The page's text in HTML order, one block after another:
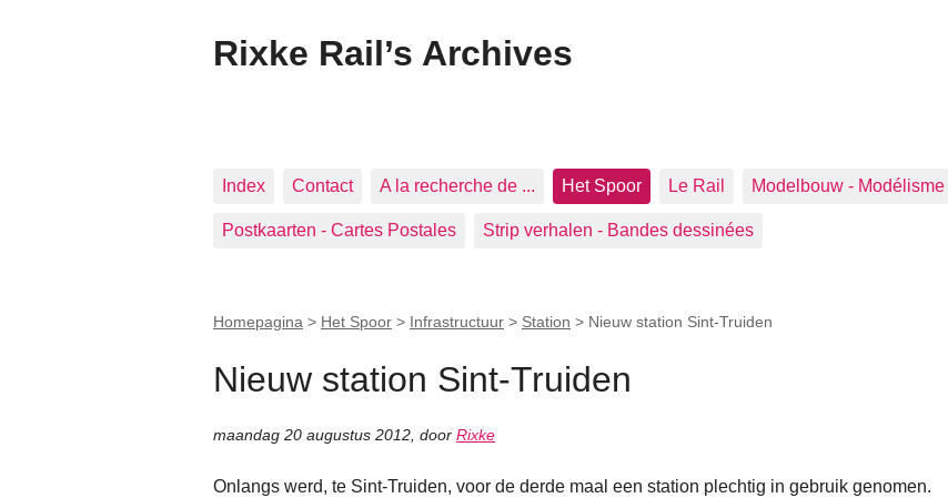
Rixke Rail’s Archives
Index Contact A la recherche de ... Het Spoor Le Rail Modelbouw - Modélisme
Postkaarten - Cartes Postales Strip verhalen - Bandes dessinées
Homepagina > Het Spoor > Infrastructuur > Station > Nieuw station Sint-Truiden
Nieuw station Sint-Truiden
maandag 20 augustus 2012 door Rixke
Onlangs werd, te Sint-Truiden, voor de derde maal een station plechtig in gebruik genomen.